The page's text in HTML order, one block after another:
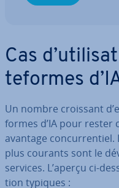
Cas
te­formes
Un nombre croissant
formes d’IA pour
avantage con­cur­ren­tiel.
plus courants sont le
services. L’aperçu ci-
tion typiques :